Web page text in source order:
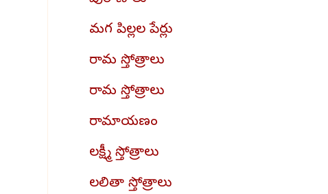
మగ పిల్లల పేర్లు
రామ స్తోత్రాలు
రామ స్తోత్రాలు
రామాయణం
లక్ష్మీ స్తోత్రాలు
లలితా స్తోత్రాలు